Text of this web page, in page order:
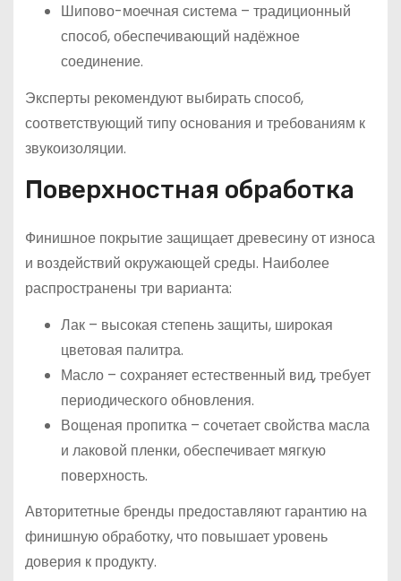
Шипово-моечная система – традиционный
способ, обеспечивающий надёжное
соединение.
Эксперты рекомендуют выбирать способ,
соответствующий типу основания и требованиям к
звукоизоляции.
Поверхностная обработка
Финишное покрытие защищает древесину от износа
и воздействий окружающей среды. Наиболее
распространены три варианта:
Лак – высокая степень защиты, широкая
цветовая палитра.
Масло – сохраняет естественный вид, требует
периодического обновления.
Вощеная пропитка – сочетает свойства масла
и лаковой пленки, обеспечивает мягкую
поверхность.
Авторитетные бренды предоставляют гарантию на
финишную обработку, что повышает уровень
доверия к продукту.